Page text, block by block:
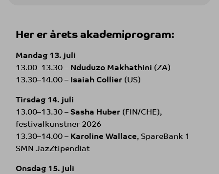
Her er årets akademiprogram:
Mandag 13. juli
13.00–13.30 – Nduduzo Makhathini (ZA)
13.30–14.00 – Isaiah Collier (US)
Tirsdag 14. juli
13.00–13.30 – Sasha Huber (FIN/CHE),
festivalkunstner 2026
13.30–14.00 – Karoline Wallace, SpareBank 1
SMN JazZtipendiat
Onsdag 15. juli